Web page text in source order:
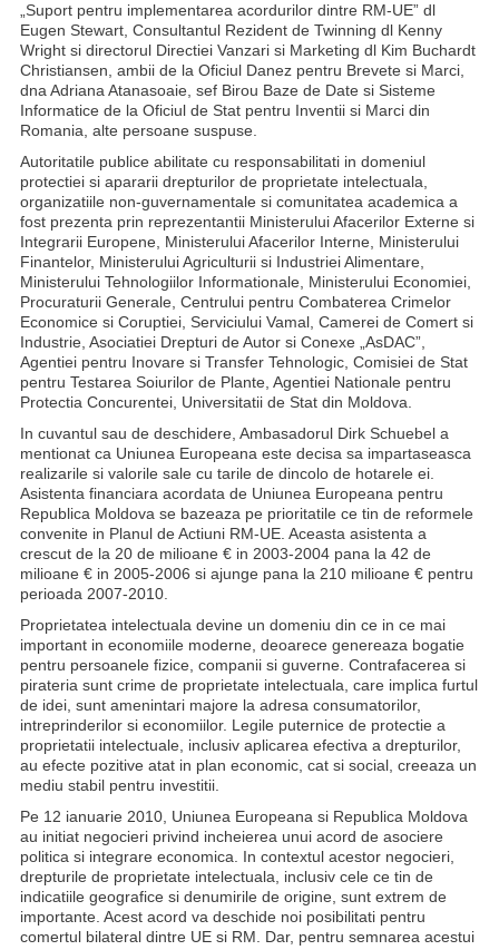
„Suport pentru implementarea acordurilor dintre RM-UE” dl
Eugen Stewart, Consultantul Rezident de Twinning dl Kenny
Wright si directorul Directiei Vanzari si Marketing dl Kim Buchardt
Christiansen, ambii de la Oficiul Danez pentru Brevete si Marci,
dna Adriana Atanasoaie, sef Birou Baze de Date si Sisteme
Informatice de la Oficiul de Stat pentru Inventii si Marci din
Romania, alte persoane suspuse.
Autoritatile publice abilitate cu responsabilitati in domeniul
protectiei si apararii drepturilor de proprietate intelectuala,
organizatiile non-guvernamentale si comunitatea academica a
fost prezenta prin reprezentantii Ministerului Afacerilor Externe si
Integrarii Europene, Ministerului Afacerilor Interne, Ministerului
Finantelor, Ministerului Agriculturii si Industriei Alimentare,
Ministerului Tehnologiilor Informationale, Ministerului Economiei,
Procuraturii Generale, Centrului pentru Combaterea Crimelor
Economice si Coruptiei, Serviciului Vamal, Camerei de Comert si
Industrie, Asociatiei Drepturi de Autor si Conexe „AsDAC”,
Agentiei pentru Inovare si Transfer Tehnologic, Comisiei de Stat
pentru Testarea Soiurilor de Plante, Agentiei Nationale pentru
Protectia Concurentei, Universitatii de Stat din Moldova.
In cuvantul sau de deschidere, Ambasadorul Dirk Schuebel a
mentionat ca Uniunea Europeana este decisa sa impartaseasca
realizarile si valorile sale cu tarile de dincolo de hotarele ei.
Asistenta financiara acordata de Uniunea Europeana pentru
Republica Moldova se bazeaza pe prioritatile ce tin de reformele
convenite in Planul de Actiuni RM-UE. Aceasta asistenta a
crescut de la 20 de milioane € in 2003-2004 pana la 42 de
milioane € in 2005-2006 si ajunge pana la 210 milioane € pentru
perioada 2007-2010.
Proprietatea intelectuala devine un domeniu din ce in ce mai
important in economiile moderne, deoarece genereaza bogatie
pentru persoanele fizice, companii si guverne. Contrafacerea si
pirateria sunt crime de proprietate intelectuala, care implica furtul
de idei, sunt amenintari majore la adresa consumatorilor,
intreprinderilor si economiilor. Legile puternice de protectie a
proprietatii intelectuale, inclusiv aplicarea efectiva a drepturilor,
au efecte pozitive atat in plan economic, cat si social, creeaza un
mediu stabil pentru investitii.
Pe 12 ianuarie 2010, Uniunea Europeana si Republica Moldova
au initiat negocieri privind incheierea unui acord de asociere
politica si integrare economica. In contextul acestor negocieri,
drepturile de proprietate intelectuala, inclusiv cele ce tin de
indicatiile geografice si denumirile de origine, sunt extrem de
importante. Acest acord va deschide noi posibilitati pentru
comertul bilateral dintre UE si RM. Dar, pentru semnarea acestui